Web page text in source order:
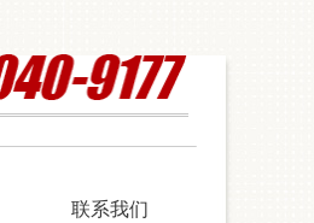
联系我们